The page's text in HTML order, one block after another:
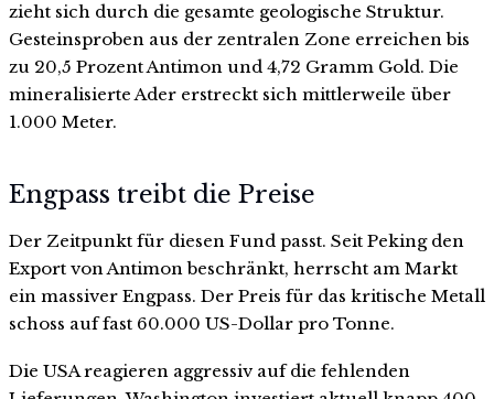
zieht sich durch die gesamte geologische Struktur.
Gesteinsproben aus der zentralen Zone erreichen bis
zu 20,5 Prozent Antimon und 4,72 Gramm Gold. Die
mineralisierte Ader erstreckt sich mittlerweile über
1.000 Meter.
Engpass treibt die Preise
Der Zeitpunkt für diesen Fund passt. Seit Peking den
Export von Antimon beschränkt, herrscht am Markt
ein massiver Engpass. Der Preis für das kritische Metall
schoss auf fast 60.000 US-Dollar pro Tonne.
Die USA reagieren aggressiv auf die fehlenden